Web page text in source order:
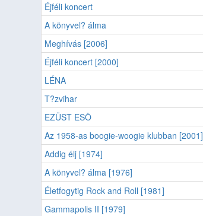
Éjféli koncert
A könyvel? álma
Meghívás [2006]
Éjféli koncert [2000]
LÉNA
T?zvihar
EZÜST ESÖ
Az 1958-as boogie-woogie klubban [2001]
Addig élj [1974]
A könyvel? álma [1976]
Életfogytig Rock and Roll [1981]
Gammapolis II [1979]